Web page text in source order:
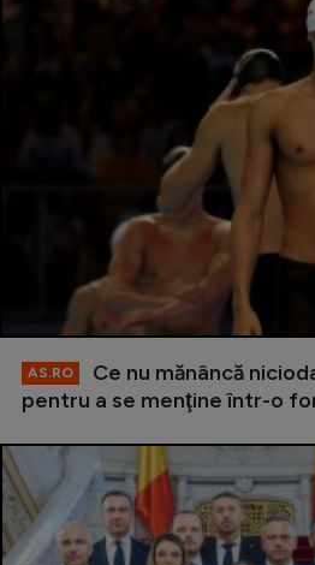
AS.RO
Ce nu mănâncă
pentru a se menţine într-o